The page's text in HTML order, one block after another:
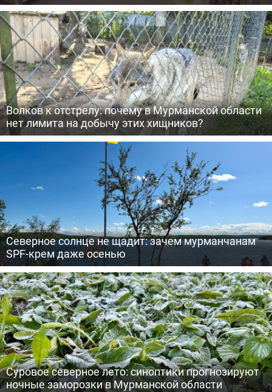
Волков к отстрелу: почему в Мурманской области
нет лимита на добычу этих хищников?
Северное солнце не щадит: зачем мурманчанам
SPF-крем даже осенью
Суровое северное лето: синоптики прогнозируют
ночные заморозки в Мурманской области